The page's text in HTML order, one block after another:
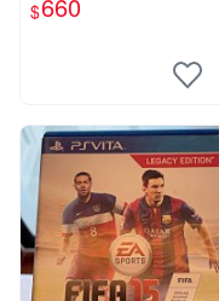
$660